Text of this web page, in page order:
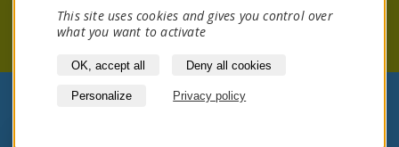
@2026 -Mentions légaleset RGPD - Site
This site uses cookies and gives you control over
what you want to activate
OK, accept all Deny all cookies
Personalize Privacy policy